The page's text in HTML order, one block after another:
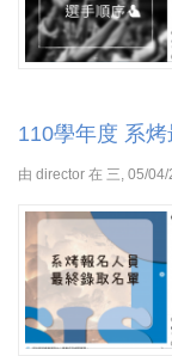
110學年度 系
由 director 在 三, 05/